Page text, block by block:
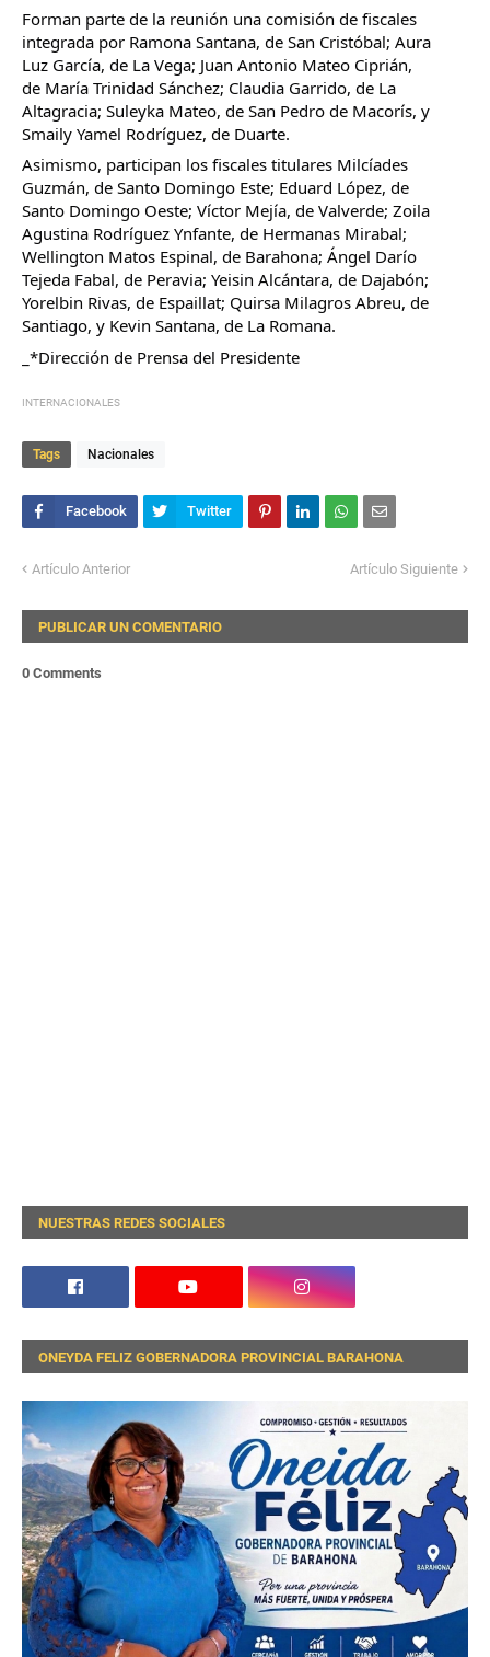
Forman parte de la reunión una comisión de fiscales
integrada por Ramona Santana, de San Cristóbal; Aura
Luz García, de La Vega; Juan Antonio Mateo Ciprián,
de María Trinidad Sánchez; Claudia Garrido, de La
Altagracia; Suleyka Mateo, de San Pedro de Macorís, y
Smaily Yamel Rodríguez, de Duarte.
Asimismo, participan los fiscales titulares Milcíades
Guzmán, de Santo Domingo Este; Eduard López, de
Santo Domingo Oeste; Víctor Mejía, de Valverde; Zoila
Agustina Rodríguez Ynfante, de Hermanas Mirabal;
Wellington Matos Espinal, de Barahona; Ángel Darío
Tejeda Fabal, de Peravia; Yeisin Alcántara, de Dajabón;
Yorelbin Rivas, de Espaillat; Quirsa Milagros Abreu, de
Santiago, y Kevin Santana, de La Romana.
_*Dirección de Prensa del Presidente
INTERNACIONALES
Tags Nacionales
Artículo Anterior Artículo Siguiente
PUBLICAR UN COMENTARIO
0 Comments
NUESTRAS REDES SOCIALES
ONEYDA FELIZ GOBERNADORA PROVINCIAL BARAHONA